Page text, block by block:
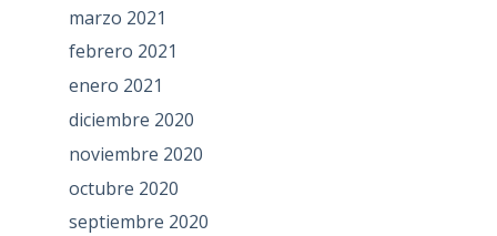
marzo 2021
febrero 2021
enero 2021
diciembre 2020
noviembre 2020
octubre 2020
septiembre 2020